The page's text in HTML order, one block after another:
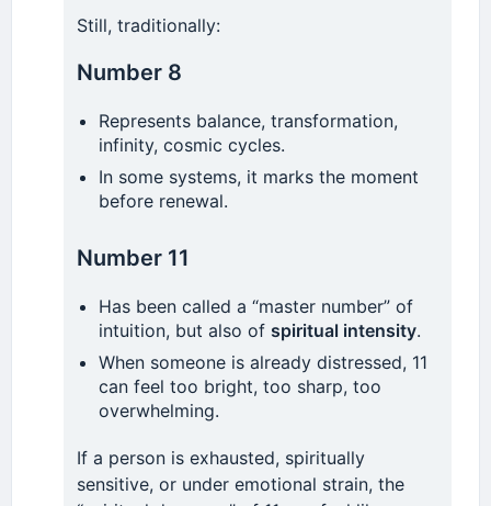
Still, traditionally:
Number 8
Represents balance, transformation,
infinity, cosmic cycles.
In some systems, it marks the moment
before renewal.
Number 11
Has been called a “master number” of
intuition, but also of spiritual intensity.
When someone is already distressed, 11
can feel too bright, too sharp, too
overwhelming.
If a person is exhausted, spiritually
sensitive, or under emotional strain, the